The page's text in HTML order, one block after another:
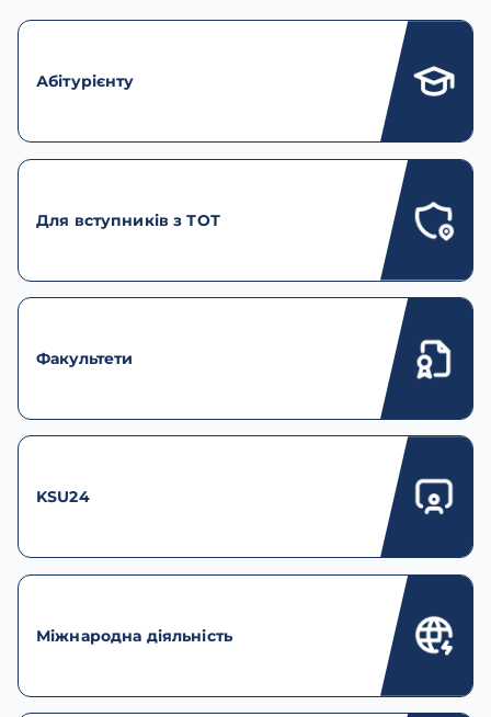
Абітурієнту
Для вступників з ТОТ
Факультети
KSU24
Міжнародна діяльність